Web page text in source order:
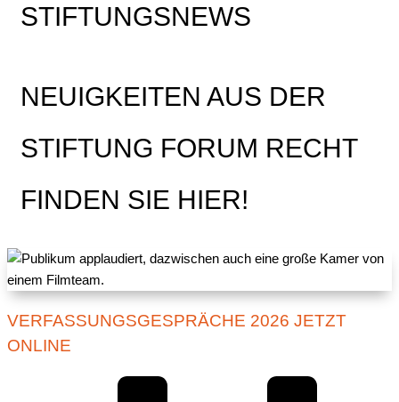
STIFTUNGSNEWS
NEUIGKEITEN AUS DER
STIFTUNG FORUM RECHT
FINDEN SIE HIER!
VERFASSUNGSGESPRÄCHE 2026 JETZT
ONLINE